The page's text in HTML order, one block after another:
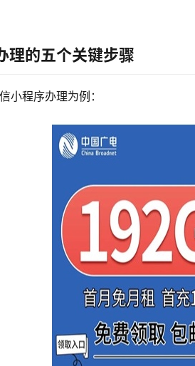
理的五个关键步骤
小程序办理为例：